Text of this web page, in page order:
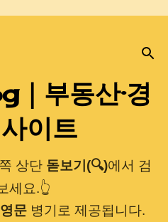
로 건너뛰기
부동산·경
이트
상단 돋보기(🔍)에서 검
세요.👆
문 병기로 제공됩니다.